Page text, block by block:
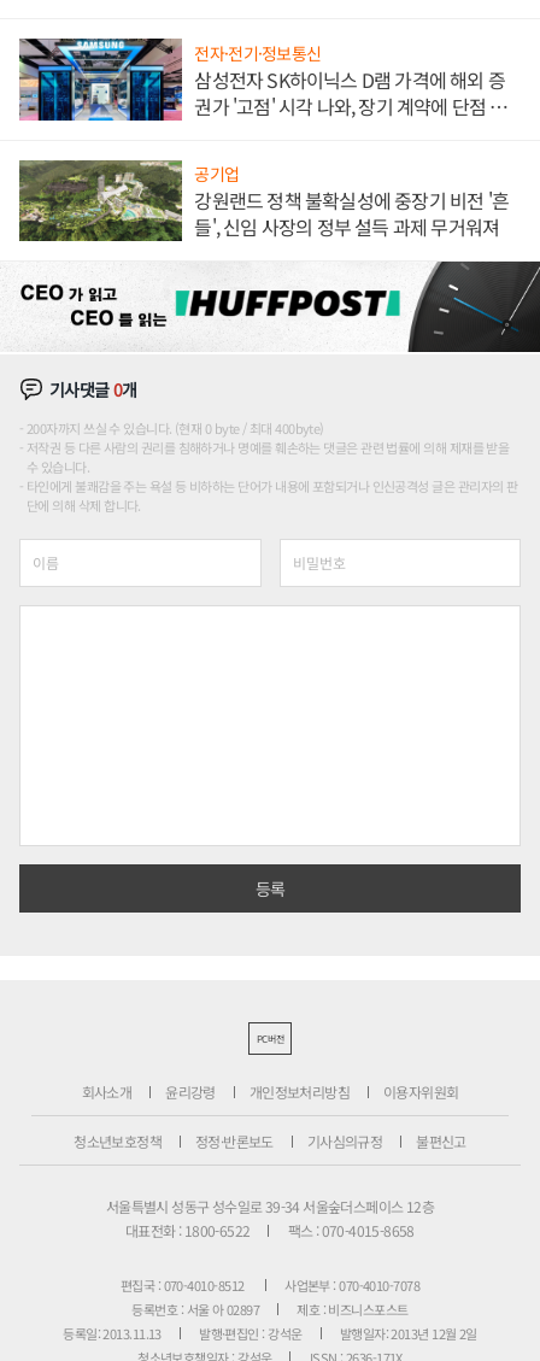
전자·전기·정보통신
삼성전자 SK하이닉스 D램 가격에 해외 증
권가 '고점' 시각 나와, 장기 계약에 단점 부
공기업
강원랜드 정책 불확실성에 중장기 비전 '흔
들', 신임 사장의 정부 설득 과제 무거워져
기사댓글0개
200자까지 쓰실 수 있습니다. (현재 0 byte / 최대 400byte)
저작권 등 다른 사람의 권리를 침해하거나 명예를 훼손하는 댓글은 관련 법률에 의해 제재를 받을
수 있습니다.
타인에게 불쾌감을 주는 욕설 등 비하하는 단어가 내용에 포함되거나 인신공격성 글은 관리자의 판
단에 의해 삭제 합니다.
PC버전
회사소개 윤리강령 개인정보처리방침 이용자위원회
청소년보호정책 정정·반론보도 기사심의규정 불편신고
서울특별시 성동구 성수일로 39-34 서울숲더스페이스 12층
대표전화 : 1800-6522
팩스 : 070-4015-8658
편집국 : 070-4010-8512
사업본부 : 070-4010-7078
등록번호 : 서울 아 02897
제호 : 비즈니스포스트
등록일: 2013.11.13
발행·편집인 : 강석운
발행일자: 2013년 12월 2일